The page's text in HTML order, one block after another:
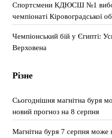
Спортсмени КДЮСШ №1
чемпіонаті Кіровоградської
Чемпіонський бій у Єгипті:
Верховена
Різне
Сьогоднішня магнітна буря
новий прогноз на 8 серпня
Магнітна буря 7 серпня може